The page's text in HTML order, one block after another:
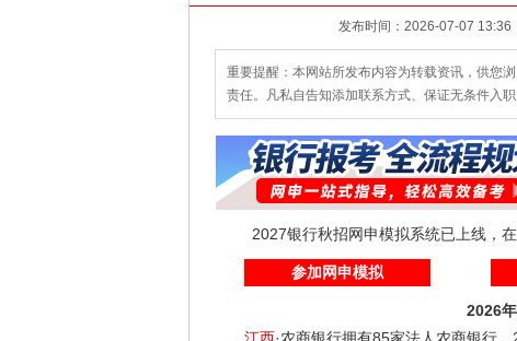
重要提醒：本网站所发布内容为转载资讯，供您
责任。凡私自告知添加联系方式、保证无条件入
2027银行秋招网申模拟系统已上线，
参加网申模拟
2026